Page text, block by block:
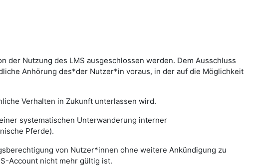
Nutzung des LMS ausgeschlossen werden. Dem Ausschluss
Anhörung des*der Nutzer*in voraus, in der auf die Möglichkeit
Verhalten in Zukunft unterlassen wird.
systematischen Unterwanderung interner
Pferde).
von Nutzer*innen ohne weitere Ankündigung zu
Account nicht mehr gültig ist.